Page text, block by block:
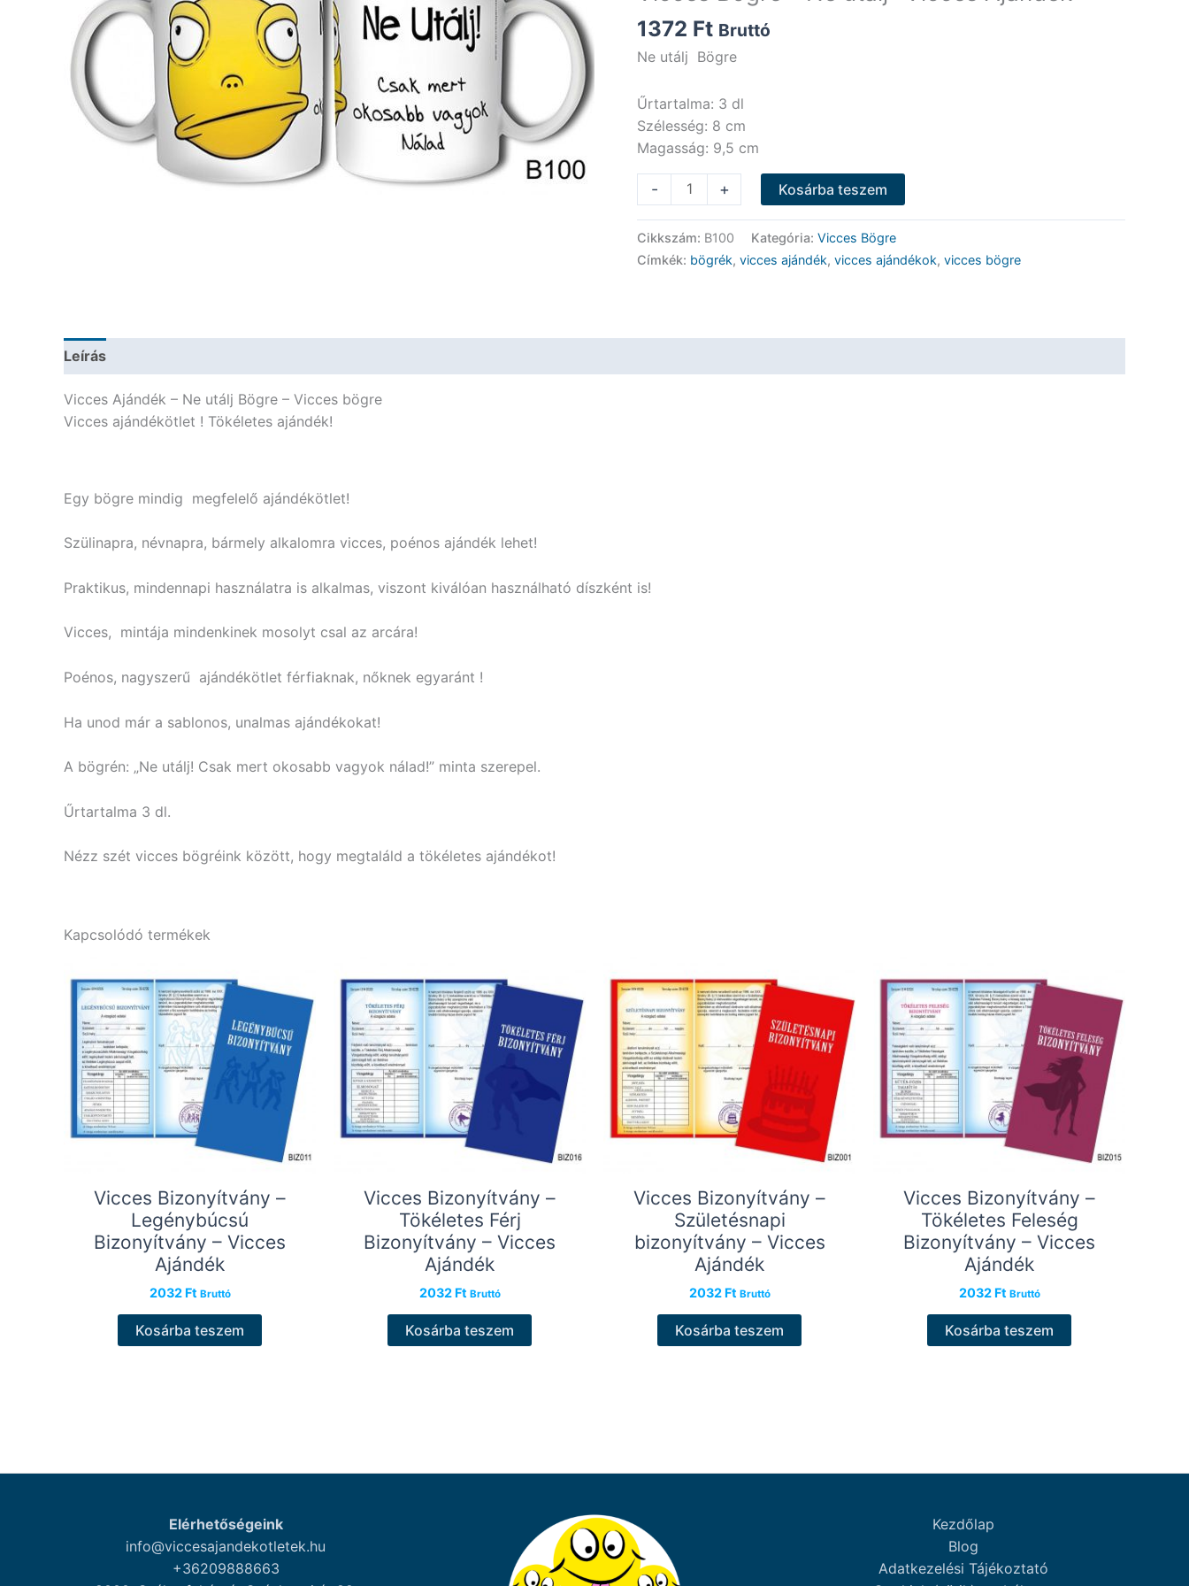
1372 Ft Bruttó
Ne utálj Bögre
Űrtartalma: 3 dl
Szélesség: 8 cm
Magasság: 9,5 cm
-
Bögre
mennyiség
+ Kosárba teszem
Cikkszám: B100 Kategória: Vicces Bögre
Címkék: bögrék, vicces ajándék, vicces ajándékok, vicces bögre
Leírás
Vicces Ajándék – Ne utálj Bögre – Vicces bögre
Vicces ajándékötlet ! Tökéletes ajándék!
Egy bögre mindig megfelelő ajándékötlet!
Szülinapra, névnapra, bármely alkalomra vicces, poénos ajándék lehet!
Praktikus, mindennapi használatra is alkalmas, viszont kiválóan használható díszként is!
Vicces, mintája mindenkinek mosolyt csal az arcára!
Poénos, nagyszerű ajándékötlet férfiaknak, nőknek egyaránt !
Ha unod már a sablonos, unalmas ajándékokat!
A bögrén: „Ne utálj! Csak mert okosabb vagyok nálad!” minta szerepel.
Űrtartalma 3 dl.
Nézz szét vicces bögréink között, hogy megtaláld a tökéletes ajándékot!
Kapcsolódó termékek
Vicces Bizonyítvány –
Legénybúcsú
Bizonyítvány – Vicces
Ajándék
2032 Ft Bruttó
Kosárba teszem
Vicces Bizonyítvány –
Tökéletes Férj
Bizonyítvány – Vicces
Ajándék
2032 Ft Bruttó
Kosárba teszem
Vicces Bizonyítvány –
Születésnapi
bizonyítvány – Vicces
Ajándék
2032 Ft Bruttó
Kosárba teszem
Vicces Bizonyítvány –
Tökéletes Feleség
Bizonyítvány – Vicces
Ajándék
2032 Ft Bruttó
Kosárba teszem
Elérhetőségeink
info@viccesajandekotletek.hu
+36209888663
Kezdőlap
Blog
Adatkezelési Tájékoztató